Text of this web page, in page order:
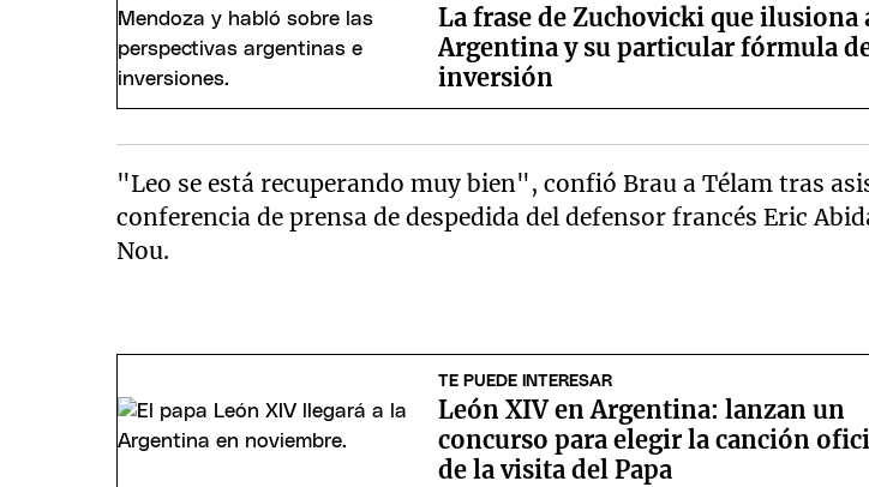
La frase de Zuchovicki que ilusiona
Argentina y su particular fórmula
inversión
"Leo se está recuperando muy bien", confió Brau a Télam tras
conferencia de prensa de despedida del defensor francés Eric
Nou.
TE PUEDE INTERESAR
León XIV en Argentina: lanzan un
concurso para elegir la canción
de la visita del Papa